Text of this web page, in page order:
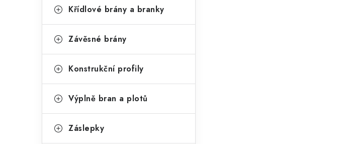
Křídlové brány a branky
Závěsné brány
Konstrukční profily
Výplně bran a plotů
Záslepky